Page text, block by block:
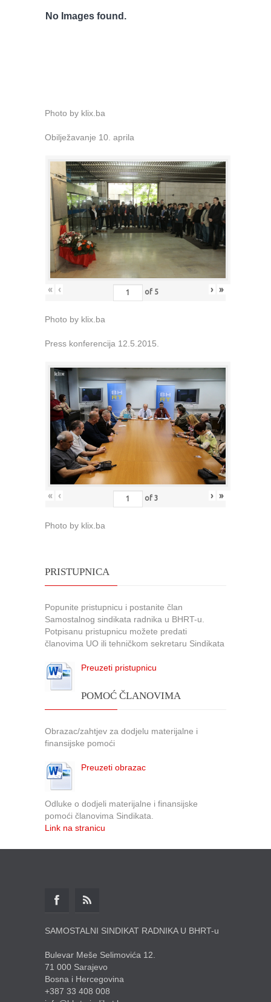
No Images found.
Photo by klix.ba
Obilježavanje 10. aprila
« ‹ of 5 › »
Photo by klix.ba
Press konferencija 12.5.2015.
« ‹ of 3 › »
Photo by klix.ba
PRISTUPNICA
Popunite pristupnicu i postanite član
Samostalnog sindikata radnika u BHRT-u.
Potpisanu pristupnicu možete predati
članovima UO ili tehničkom sekretaru Sindikata
Preuzeti pristupnicu
POMOĆ ČLANOVIMA
Obrazac/zahtjev za dodjelu materijalne i
finansijske pomoći
Preuzeti obrazac
Odluke o dodjeli materijalne i finansijske
pomoći članovima Sindikata.
Link na stranicu
SAMOSTALNI SINDIKAT RADNIKA U BHRT-u
Bulevar Meše Selimovića 12.
71 000 Sarajevo
Bosna i Hercegovina
+387 33 408 008